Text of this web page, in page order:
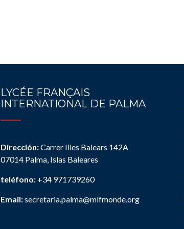
LYCÉE FRANÇAIS
INTERNATIONAL DE PALMA
Dirección:Carrer Illes Balears 142A
07014 Palma, Islas Baleares
teléfono: +34 971739260
Email:secretaria.palma@mlfmonde.org